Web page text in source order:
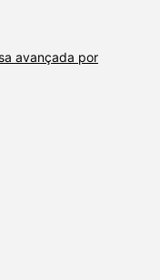
avançada por